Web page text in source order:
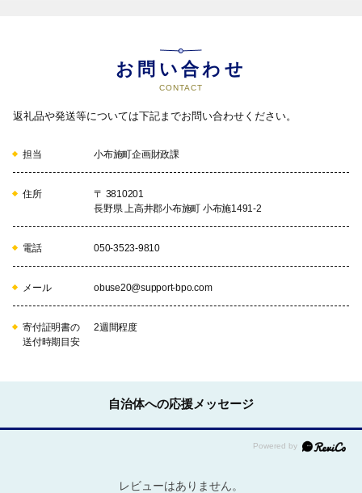
お問い合わせ
CONTACT
返礼品や発送等については下記までお問い合わせください。
担当 小布施町企画財政課
住所
〒 3810201
長野県 上高井郡小布施町 小布施1491-2
電話 050-3523-9810
メール obuse20@support-bpo.com
寄付証明書の
送付時期目安
2週間程度
自治体への応援メッセージ
レビューはありません。